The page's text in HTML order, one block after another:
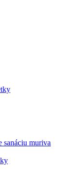
sanáciu muriva